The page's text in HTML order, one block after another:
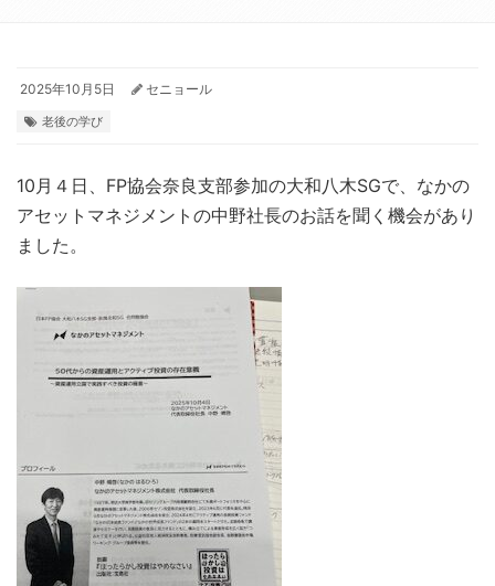
2025年10月5日 セニョール
老後の学び
10月４日、FP協会奈良支部参加の大和八木SGで、なかの
アセットマネジメントの中野社長のお話を聞く機会があり
ました。